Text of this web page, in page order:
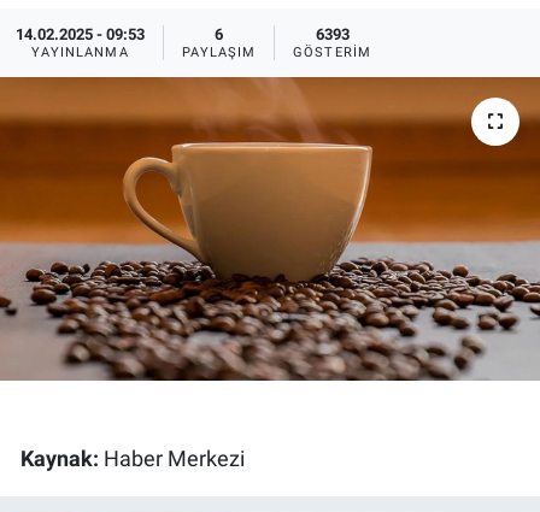
14.02.2025 - 09:53
YAYINLANMA
6
PAYLAŞIM
6393
GÖSTERIM
Kaynak: Haber Merkezi
Ege'den Esintiler
Eğlence
Ekonomi
Forum
Gerçeğin İzinde
Gün Bitiyor
İletişim